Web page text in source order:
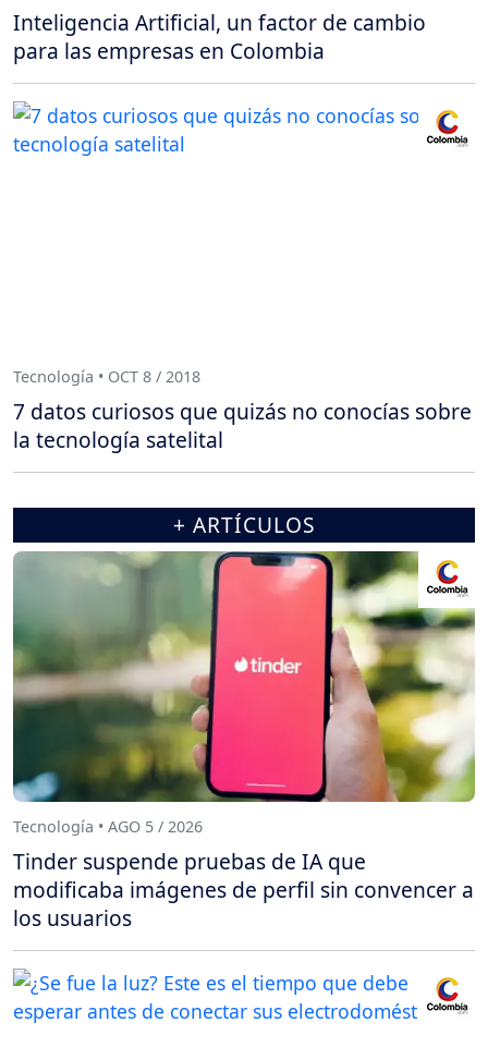
Inteligencia Artificial, un factor de cambio
para las empresas en Colombia
Tecnología • OCT 8 / 2018
7 datos curiosos que quizás no conocías sobre
la tecnología satelital
+ ARTÍCULOS
Tecnología • AGO 5 / 2026
Tinder suspende pruebas de IA que
modificaba imágenes de perfil sin convencer a
los usuarios